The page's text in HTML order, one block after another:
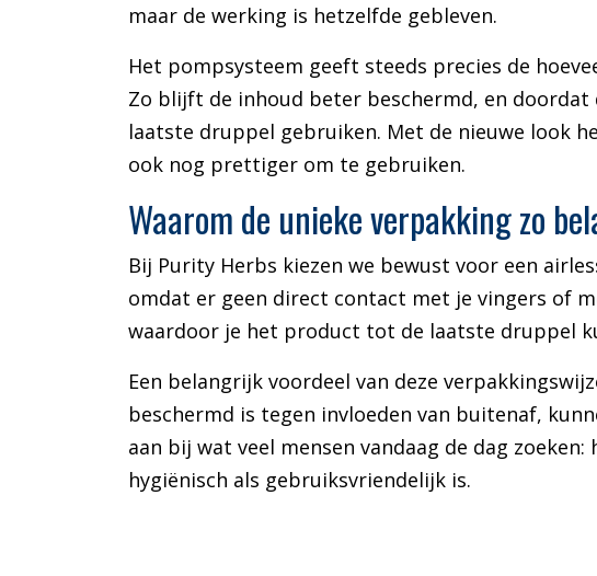
maar de werking is hetzelfde gebleven.
Het pompsysteem geeft steeds precies de
Zo blijft de inhoud beter beschermd, en
laatste druppel gebruiken. Met de nieuwe look
ook nog prettiger om te gebruiken.
Waarom de unieke verpakking zo
Bij Purity Herbs kiezen we bewust voor een
omdat er geen direct contact met je vingers of
waardoor je het product tot de laatste druppel
Een belangrijk voordeel van deze
beschermd is tegen invloeden van buitenaf,
aan bij wat veel mensen vandaag de dag
hygiënisch als gebruiksvriendelijk is.